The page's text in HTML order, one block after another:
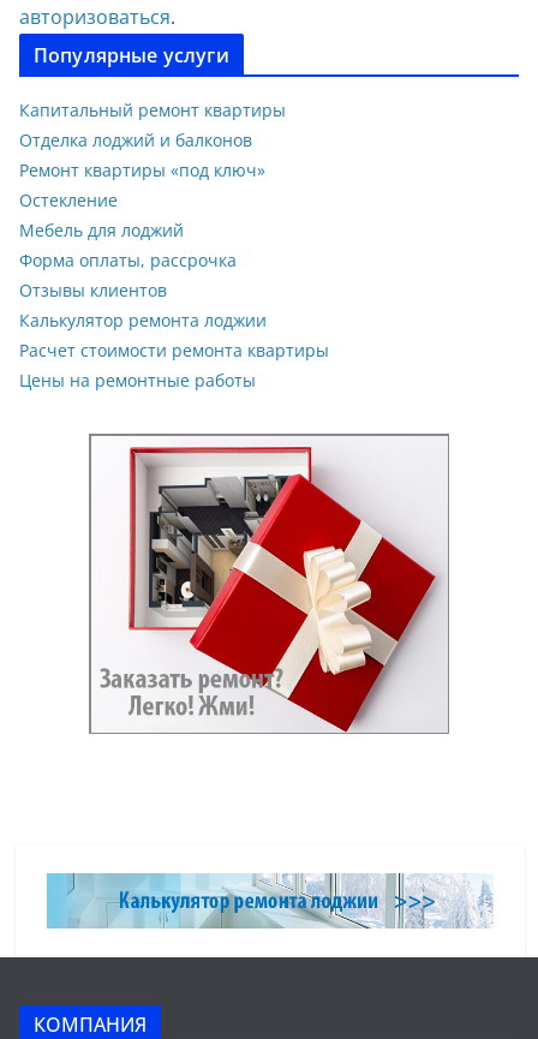
авторизоваться.
Популярные услуги
Капитальный ремонт квартиры
Отделка лоджий и балконов
Ремонт квартиры «под ключ»
Остекление
Мебель для лоджий
Форма оплаты, рассрочка
Отзывы клиентов
Калькулятор ремонта лоджии
Расчет стоимости ремонта квартиры
Цены на ремонтные работы
КОМПАНИЯ